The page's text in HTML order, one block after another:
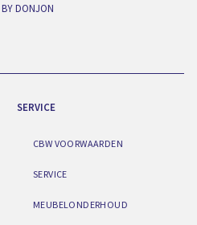
BY DONJON
SERVICE
CBW VOORWAARDEN
SERVICE
MEUBELONDERHOUD